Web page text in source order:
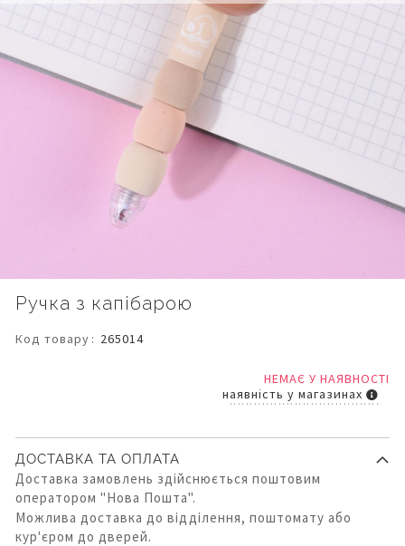
Ручка з капібарою
Код товару 265014
НЕМАЄ У НАЯВНОСТІ
наявність у магазинах
галереї
ДОСТАВКА ТА ОПЛАТА
Доставка замовлень здійснюється поштовим
оператором "Нова Пошта".
Можлива доставка до відділення, поштомату або
кур'єром до дверей.